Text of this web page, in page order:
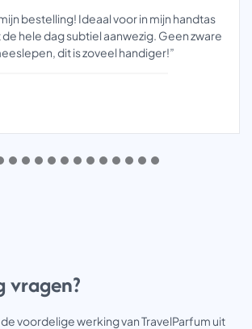
bestelling! Ideaal voor in mijn handtas
hele dag subtiel aanwezig. Geen zware
dit is zoveel handiger!”
vragen?
voordelige werking van TravelParfum uit